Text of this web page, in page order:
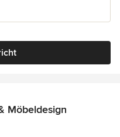
Möbeldesign
5 Sternen